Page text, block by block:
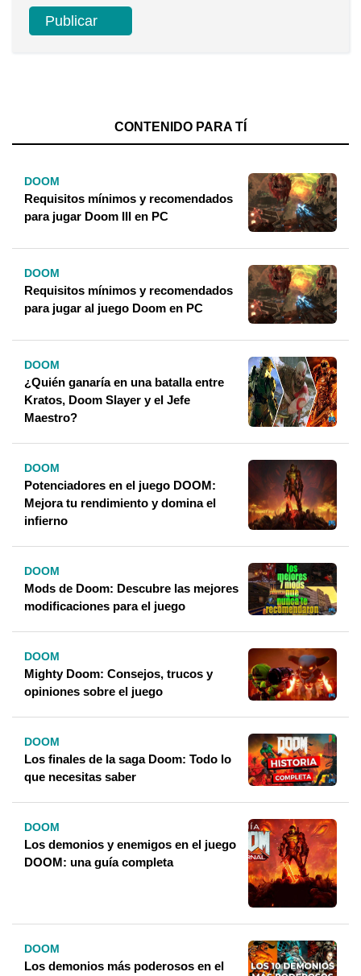
CONTENIDO PARA TÍ
DOOM
Requisitos mínimos y recomendados
para jugar Doom III en PC
DOOM
Requisitos mínimos y recomendados
para jugar al juego Doom en PC
DOOM
¿Quién ganaría en una batalla entre
Kratos, Doom Slayer y el Jefe
Maestro?
DOOM
Potenciadores en el juego DOOM:
Mejora tu rendimiento y domina el
infierno
DOOM
Mods de Doom: Descubre las mejores
modificaciones para el juego
DOOM
Mighty Doom: Consejos, trucos y
opiniones sobre el juego
DOOM
Los finales de la saga Doom: Todo lo
que necesitas saber
DOOM
Los demonios y enemigos en el juego
DOOM: una guía completa
DOOM
Los demonios más poderosos en el